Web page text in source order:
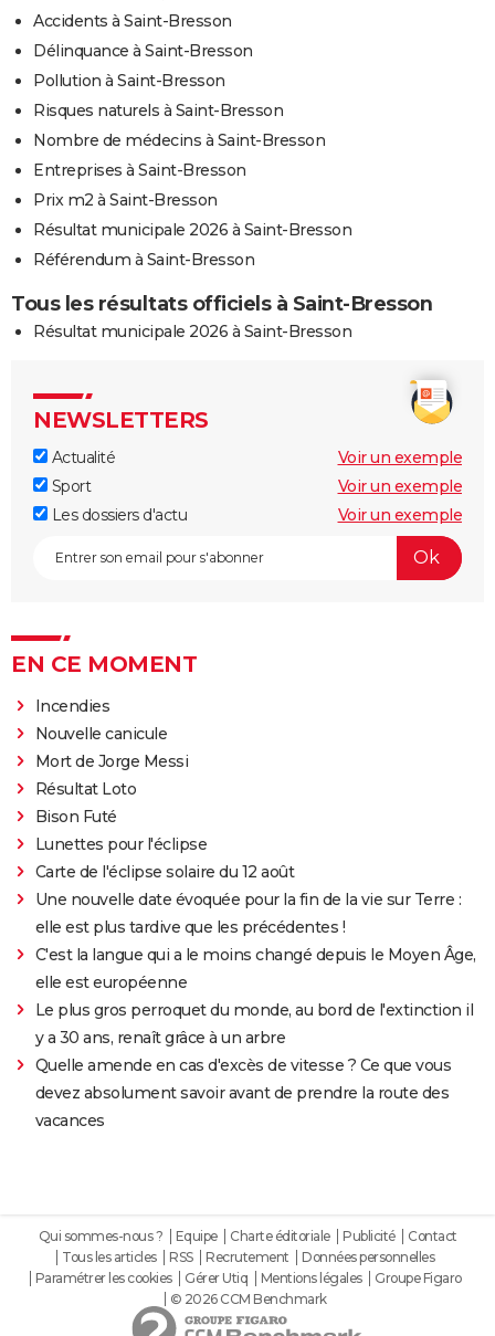
Accidents à Saint-Bresson
Délinquance à Saint-Bresson
Pollution à Saint-Bresson
Risques naturels à Saint-Bresson
Nombre de médecins à Saint-Bresson
Entreprises à Saint-Bresson
Prix m2 à Saint-Bresson
Résultat municipale 2026 à Saint-Bresson
Référendum à Saint-Bresson
Tous les résultats officiels à Saint-Bresson
Résultat municipale 2026 à Saint-Bresson
NEWSLETTERS
Actualité
Voir un exemple
Sport
Voir un exemple
Les dossiers d'actu
Voir un exemple
EN CE MOMENT
Incendies
Nouvelle canicule
Mort de Jorge Messi
Résultat Loto
Bison Futé
Lunettes pour l'éclipse
Carte de l'éclipse solaire du 12 août
Une nouvelle date évoquée pour la fin de la vie sur Terre :
elle est plus tardive que les précédentes !
C'est la langue qui a le moins changé depuis le Moyen Âge,
elle est européenne
Le plus gros perroquet du monde, au bord de l'extinction il
y a 30 ans, renaît grâce à un arbre
Quelle amende en cas d'excès de vitesse ? Ce que vous
devez absolument savoir avant de prendre la route des
vacances
Qui sommes-nous ? Equipe Charte éditoriale Publicité
Contact
Tous les articles
RSS Recrutement
Données personnelles
Paramétrer les cookies
Gérer Utiq Mentions légales
Groupe Figaro
© 2026 CCM Benchmark